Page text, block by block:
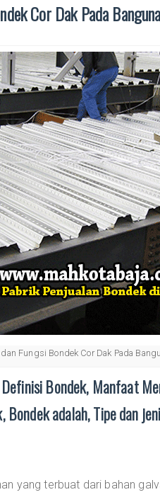
Cor Dak Pada
Fungsi Bondek Cor Dak Pada
Bondek, Manfaat
Bondek adalah, Tipe dan
yang terbuat dari bahan